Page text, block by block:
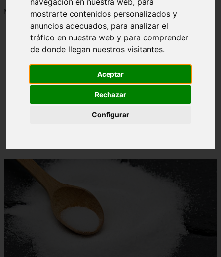
mostrarte contenidos personalizados y
anuncios adecuados, para analizar el
tráfico en nuestra web y para comprender
de donde llegan nuestros visitantes.
Aceptar
Rechazar
Configurar
Mostrando 1 - 24 de 1288 artículos
Contraindicaciones del espino amarillo: conocelas
ahora